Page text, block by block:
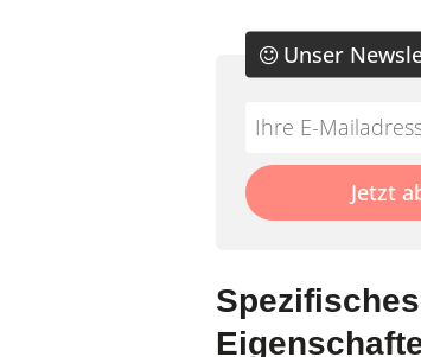
Do
fill
this
Unser
*Ihre
Mailadresse:Jetzt